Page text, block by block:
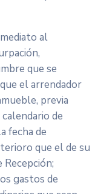
al
que se
el arrendador
previa
de
fecha de
que el de su
gastos de